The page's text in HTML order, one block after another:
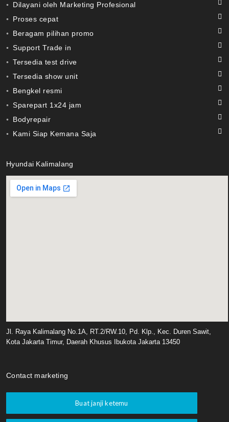
◦ Dilayani oleh Marketing Profesional
◦ Proses cepat
◦ Beragam pilihan promo
◦ Support Trade in
◦ Tersedia test drive
◦ Tersedia show unit
◦ Bengkel resmi
◦ Sparepart 1x24 jam
◦ Bodyrepair
◦ Kami Siap Kemana Saja
Hyundai Kalimalang
Jl. Raya Kalimalang No.1A, RT.2/RW.10, Pd. Klp., Kec. Duren Sawit,
Kota Jakarta Timur, Daerah Khusus Ibukota Jakarta 13450
Contact marketing
Buat janji ketemu